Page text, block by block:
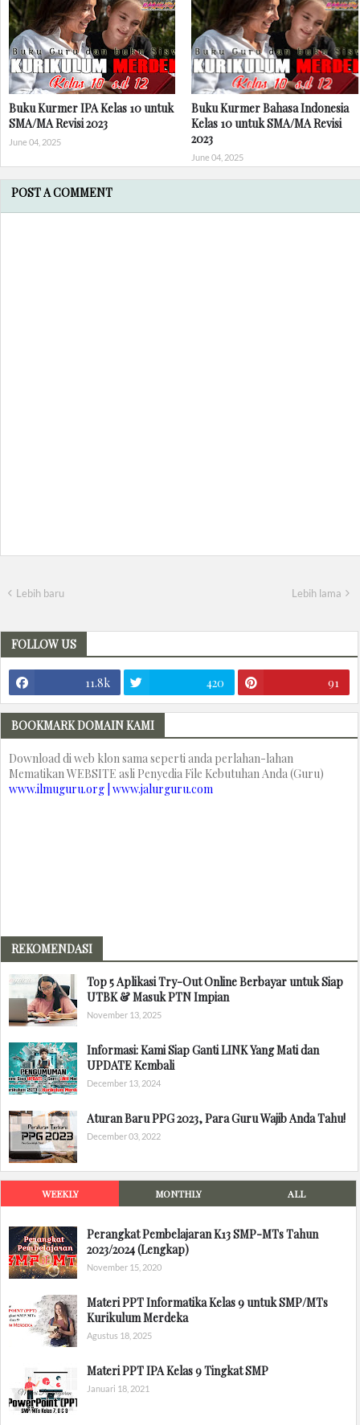
Buku Kurmer IPA Kelas 10 untuk
SMA/MA Revisi 2023
June 04, 2025
Buku Kurmer Bahasa Indonesia
Kelas 10 untuk SMA/MA Revisi
2023
June 04, 2025
POST A COMMENT
Lebih baru Lebih lama
FOLLOW US
11.8k 420 91
BOOKMARK DOMAIN KAMI
Download di web klon sama seperti anda perlahan-lahan
Mematikan WEBSITE asli Penyedia File Kebutuhan Anda (Guru)
www.ilmuguru.org | www.jalurguru.com
REKOMENDASI
Top 5 Aplikasi Try-Out Online Berbayar untuk Siap
UTBK & Masuk PTN Impian
November 13, 2025
Informasi: Kami Siap Ganti LINK Yang Mati dan
UPDATE Kembali
December 13, 2024
Aturan Baru PPG 2023, Para Guru Wajib Anda Tahu!
December 03, 2022
WEEKLY MONTHLY ALL
Perangkat Pembelajaran K13 SMP-MTs Tahun
2023/2024 (Lengkap)
November 15, 2020
Materi PPT Informatika Kelas 9 untuk SMP/MTs
Kurikulum Merdeka
Agustus 18, 2025
Materi PPT IPA Kelas 9 Tingkat SMP
Januari 18, 2021